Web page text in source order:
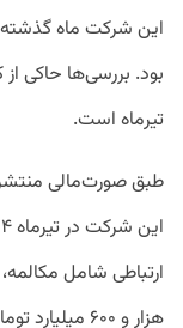
بود. بررسی‌ها حاکی از کاهش ۶ درصدی
تیرماه است.
طبق صورت‌مالی
هزار و ۶۰۰ میلیارد تومان درآمد کسب کرده است.